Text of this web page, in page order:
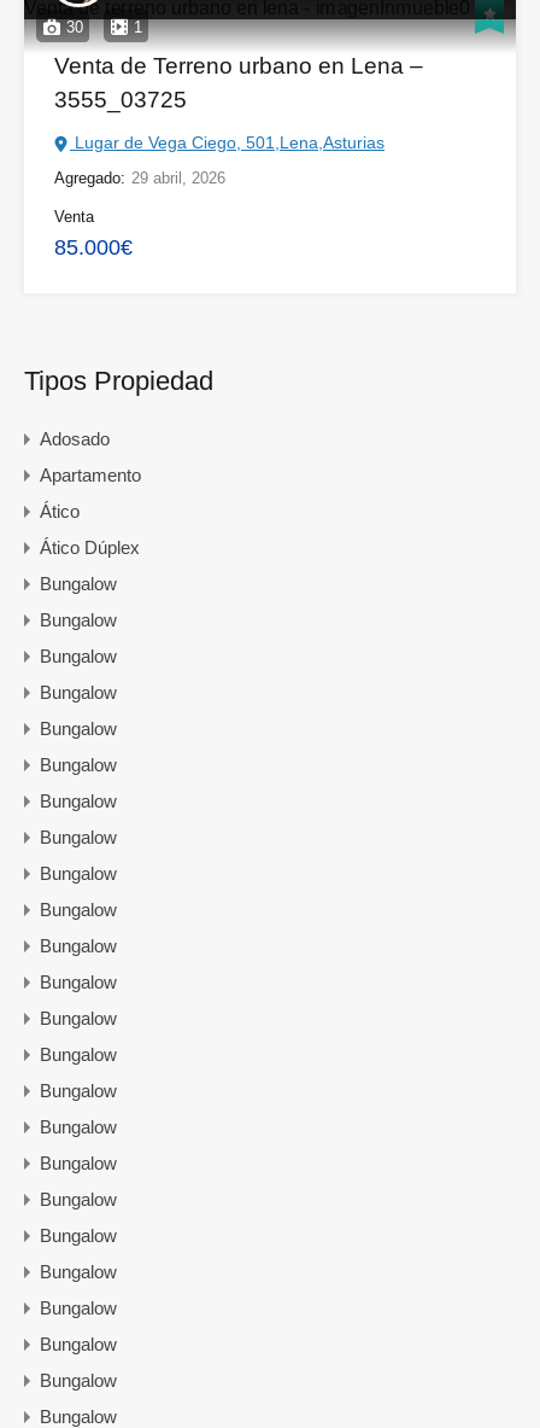
30 1
Venta de Terreno urbano en Lena –
3555_03725
Lugar de Vega Ciego, 501,Lena,Asturias
Agregado: 29 abril, 2026
Venta
85.000€
Tipos Propiedad
Adosado
Apartamento
Ático
Ático Dúplex
Bungalow
Bungalow
Bungalow
Bungalow
Bungalow
Bungalow
Bungalow
Bungalow
Bungalow
Bungalow
Bungalow
Bungalow
Bungalow
Bungalow
Bungalow
Bungalow
Bungalow
Bungalow
Bungalow
Bungalow
Bungalow
Bungalow
Bungalow
Bungalow